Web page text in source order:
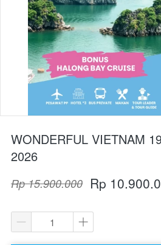
WONDERFUL VIETNAM
2026
Rp 15.900.000 Rp